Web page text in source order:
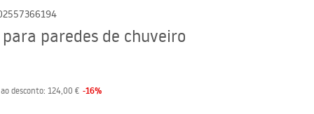
para paredes de chuveiro
desconto: 124,00 € -16%